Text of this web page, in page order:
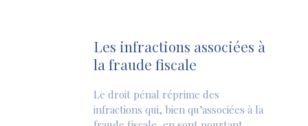
Les infractions associées à
la fraude fiscale
Le droit pénal réprime des
infractions qui, bien qu’associées à la